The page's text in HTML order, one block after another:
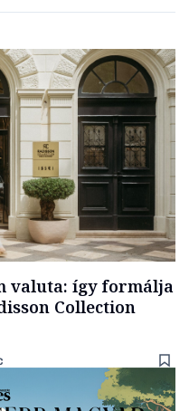
valuta: így formálja
Collection